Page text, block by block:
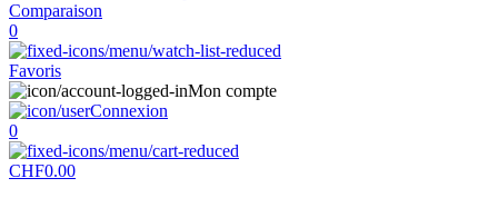
Comparaison
0
Favoris
Mon compte
Connexion
0
CHF0.00